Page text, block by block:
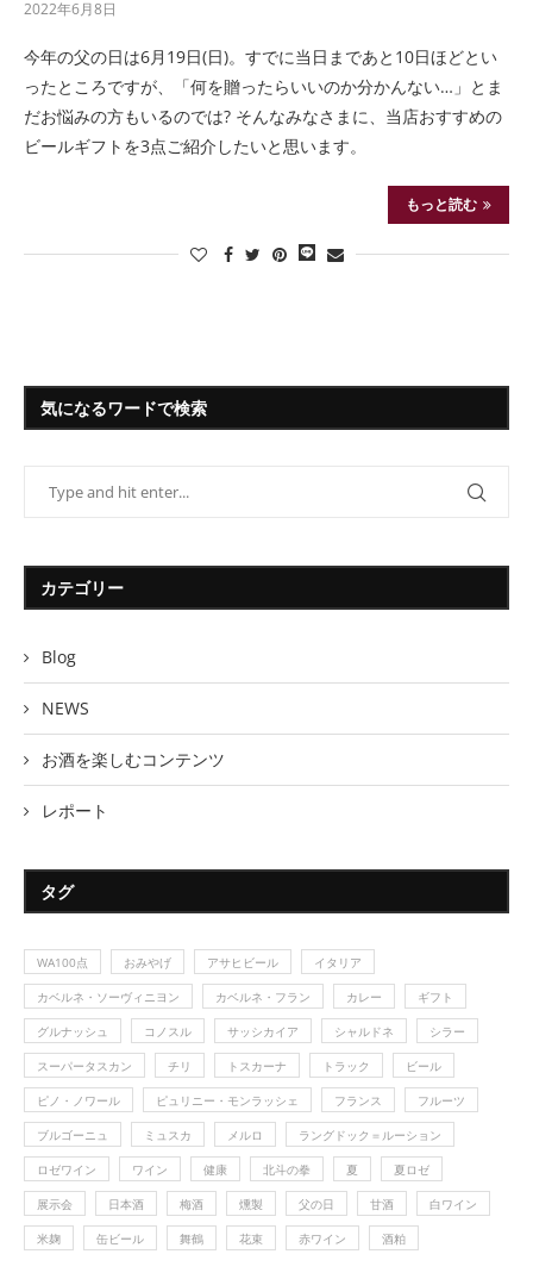
2022年6月8日
今年の父の日は6月19日(日)。すでに当日まであと10日ほどとい
ったところですが、「何を贈ったらいいのか分かんない…」とま
だお悩みの方もいるのでは? そんなみなさまに、当店おすすめの
ビールギフトを3点ご紹介したいと思います。
もっと読む
気になるワードで検索
カテゴリー
Blog
NEWS
お酒を楽しむコンテンツ
レポート
タグ
WA100点 おみやげ アサヒビール イタリア
カベルネ・ソーヴィニヨン カベルネ・フラン カレー ギフト
グルナッシュ コノスル サッシカイア シャルドネ シラー
スーパータスカン チリ トスカーナ トラック ビール
ピノ・ノワール ピュリニー・モンラッシェ フランス フルーツ
ブルゴーニュ ミュスカ メルロ ラングドック＝ルーション
ロゼワイン ワイン 健康 北斗の拳 夏 夏ロゼ
展示会 日本酒 梅酒 燻製 父の日 甘酒 白ワイン
米麹 缶ビール 舞鶴 花束 赤ワイン 酒粕